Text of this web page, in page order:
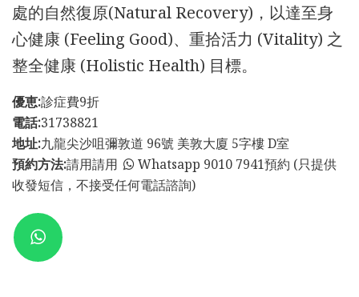
處的自然復原(Natural Recovery)，以達至身
心健康 (Feeling Good)、重拾活力 (Vitality) 之
整全健康 (Holistic Health) 目標。
優恵:診症費9折
電話:31738821
地址:九龍尖沙咀彌敦道 96號 美敦大廈 5字樓 D室
預約方法:請用請用
Whatsapp 9010 7941預約 (只提供
收發短信，不接受任何電話諮詢)